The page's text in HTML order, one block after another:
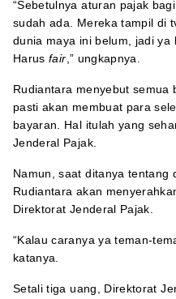
“Sebetulnya aturan pajak
sudah ada. Mereka tampil di
dunia maya ini belum, jadi ya
Harusfair ,” ungkapnya.
Rudiantara menyebut semua
pasti akan membuat para
bayaran. Hal itulah yang
Jenderal Pajak.
Namun, saat ditanya tentang
Rudiantara akan
Direktorat Jenderal Pajak.
“Kalau caranya ya teman-
katanya.
Setali tiga uang, Direktorat